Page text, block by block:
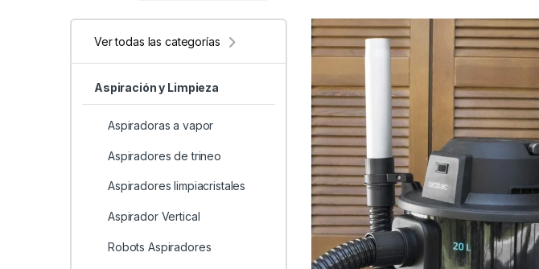
Ver todas las categorías
Aspiración y Limpieza
Aspiradoras a vapor
Aspiradores de trineo
Aspiradores limpiacristales
Aspirador Vertical
Robots Aspiradores